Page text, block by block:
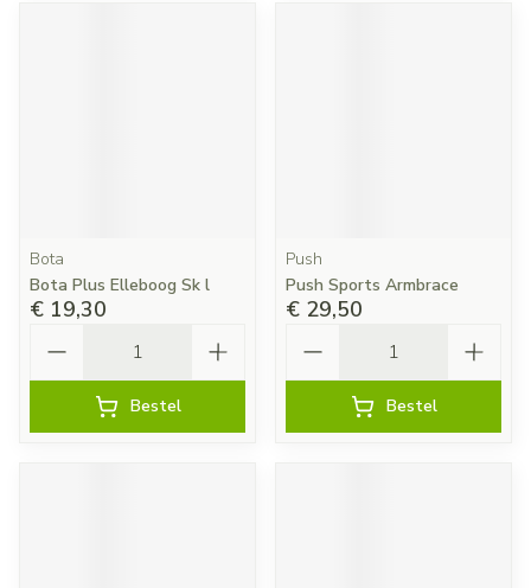
Bota
Bota Plus Elleboog Sk l
€ 19,30
Bestel
Push
Push Sports Armbrace
€ 29,50
Bestel